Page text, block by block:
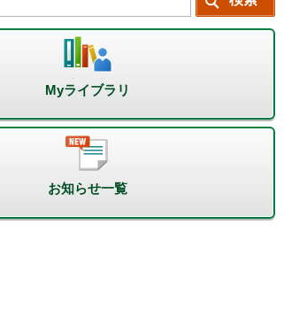
Myライブラリ
お知らせ一覧